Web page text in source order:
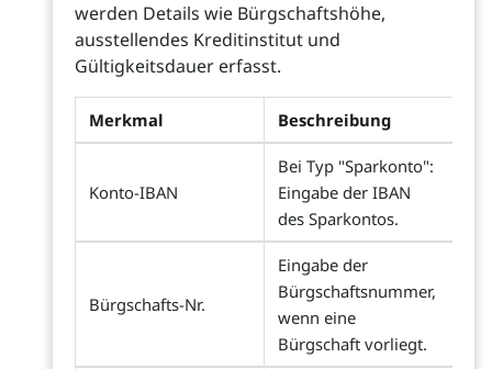
werden Details wie Bürgschaftshöhe,
ausstellendes Kreditinstitut und
Gültigkeitsdauer erfasst.
Merkmal Beschreibung
Konto-IBAN
Bei Typ "Sparkonto":
Eingabe der IBAN
des Sparkontos.
Bürgschafts-Nr.
Eingabe der
Bürgschaftsnummer,
wenn eine
Bürgschaft vorliegt.